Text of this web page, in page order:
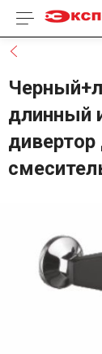
длинный
дивертор